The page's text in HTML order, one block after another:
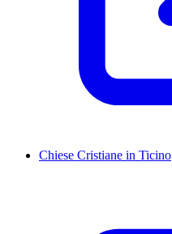
Chiese Cristiane in Ticino